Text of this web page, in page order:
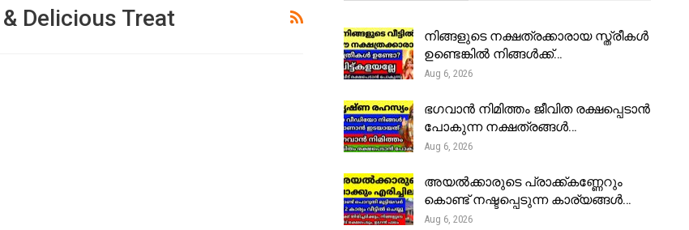
Delicious Treat
നിങ്ങളുടെ നക്ഷത്രക്കാരായ സ്ത്രീകൾ
ഉണ്ടെങ്കിൽ നിങ്ങൾക്ക്…
Aug 6, 2026
ഭഗവാൻ നിമിത്തം ജീവിത രക്ഷപ്പെടാൻ
പോകുന്ന നക്ഷത്രങ്ങൾ…
Aug 6, 2026
അയൽക്കാരുടെ പ്രാക്ക്കണ്ണേറും
കൊണ്ട് നഷ്ടപ്പെടുന്ന കാര്യങ്ങൾ…
Aug 6, 2026